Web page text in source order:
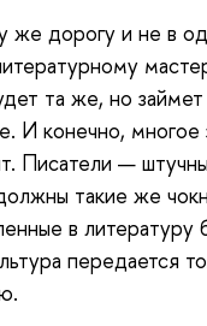
же дорогу и не в
та же, но
И конечно, многое
Писатели —
такие же
в литературу
передается